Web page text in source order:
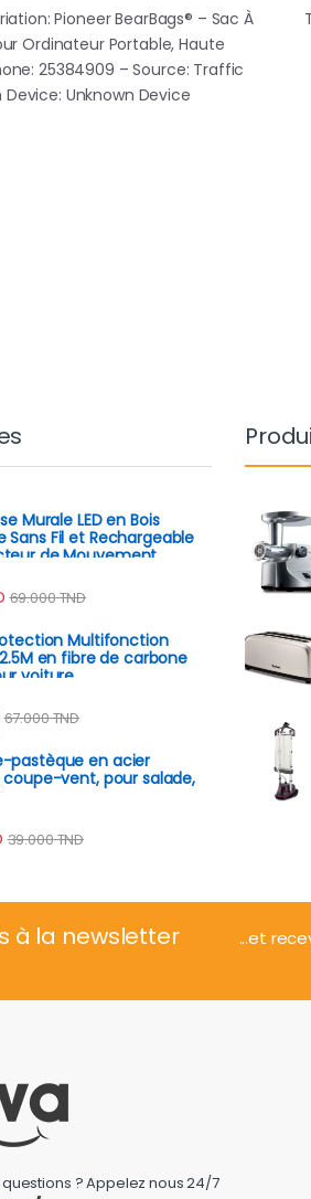
l’article
Pioneer BearBags® – Sac À
Ordinateur Portable, Haute
25384909 – Source: Traffic
Unknown Device
Murale LED en Bois
Sans Fil et Rechargeable
de Mouvement
69.000TND
Multifonction
en fibre de carbone
voiture
67.000TND
pastèque en acier
coupe-vent, pour salade,
39.000TND
à la newsletter
...et
? Appelez nous 24/7